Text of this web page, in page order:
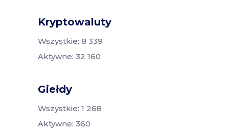
Kryptowaluty
Wszystkie: 8 339
Aktywne: 32 160
Giełdy
Wszystkie: 1 268
Aktywne: 360